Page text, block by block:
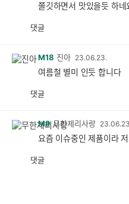
쫄깃하면서 맛있을듯 하네
댓글
M18 진아 23.06.23.
여름철 별미 인듯 합니다
댓글
M9 무한제리사랑
요즘 이슈중인 제품이라
댓글